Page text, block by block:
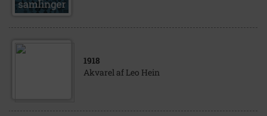
1918
Akvarel af Leo Hein